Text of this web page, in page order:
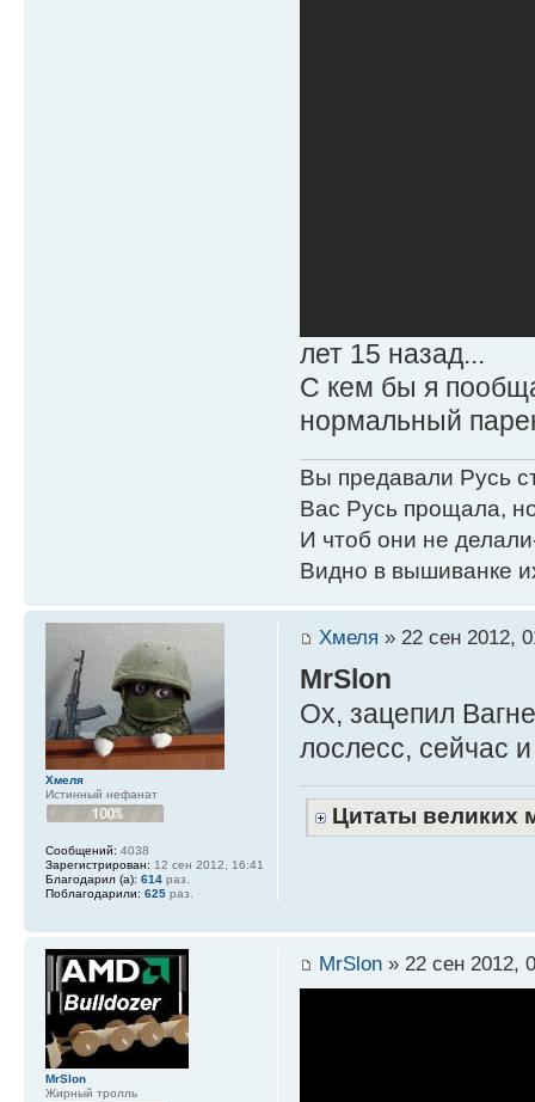
лет 15 назад...
С кем бы я
нормальный
Вы предавали Русь
Вас Русь прощала,
И чтоб они не
Видно в вышиванке
Хмеля » 22 сен 2012,
MrSlon
Ох, зацепил
лослесс, сейчас
Цитаты великих
Хмеля
Истинный нефанат
Сообщений: 4038
Зарегистрирован: 12 сен 2012, 16:41
Благодарил (а): 614 раз.
Поблагодарили: 625 раз.
MrSlon» 22 сен 2012,
MrSlon
Жирный тролль